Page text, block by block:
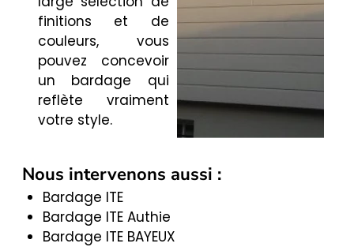
finitions et de
couleurs, vous
pouvez concevoir
un bardage qui
reflète vraiment
votre style.
Nous intervenons aussi :
Bardage ITE
Bardage ITE Authie
Bardage ITE BAYEUX